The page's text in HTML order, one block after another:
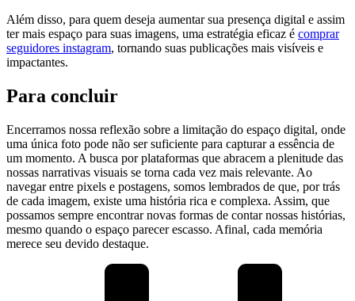
Além disso, para‌ quem deseja aumentar ‍sua presença digital e assim
ter mais espaço para ⁢suas ⁣imagens,⁣ uma ‌estratégia​ eficaz​ é comprar‌
seguidores instagram, tornando⁢ suas ​publicações mais​ visíveis e
impactantes.
Para concluir
Encerramos ⁤nossa⁤ reflexão ⁢sobre a limitação do espaço digital, onde⁤
uma única foto pode ‍não ser suficiente⁢ para capturar a essência de
um ‍momento. A⁤ busca por‌ plataformas que abracem a​ plenitude das
nossas narrativas ⁤visuais se torna cada vez mais⁢ relevante.‍ Ao
navegar ‍entre pixels⁣ e postagens, somos lembrados de que,⁣ por trás
de cada imagem, existe uma história rica e complexa. Assim, que
possamos ‍sempre encontrar novas formas⁢ de contar nossas​ histórias,
mesmo quando o espaço‍ parecer⁣ escasso. Afinal, ​cada⁢ memória
merece⁣ seu ⁢devido destaque.